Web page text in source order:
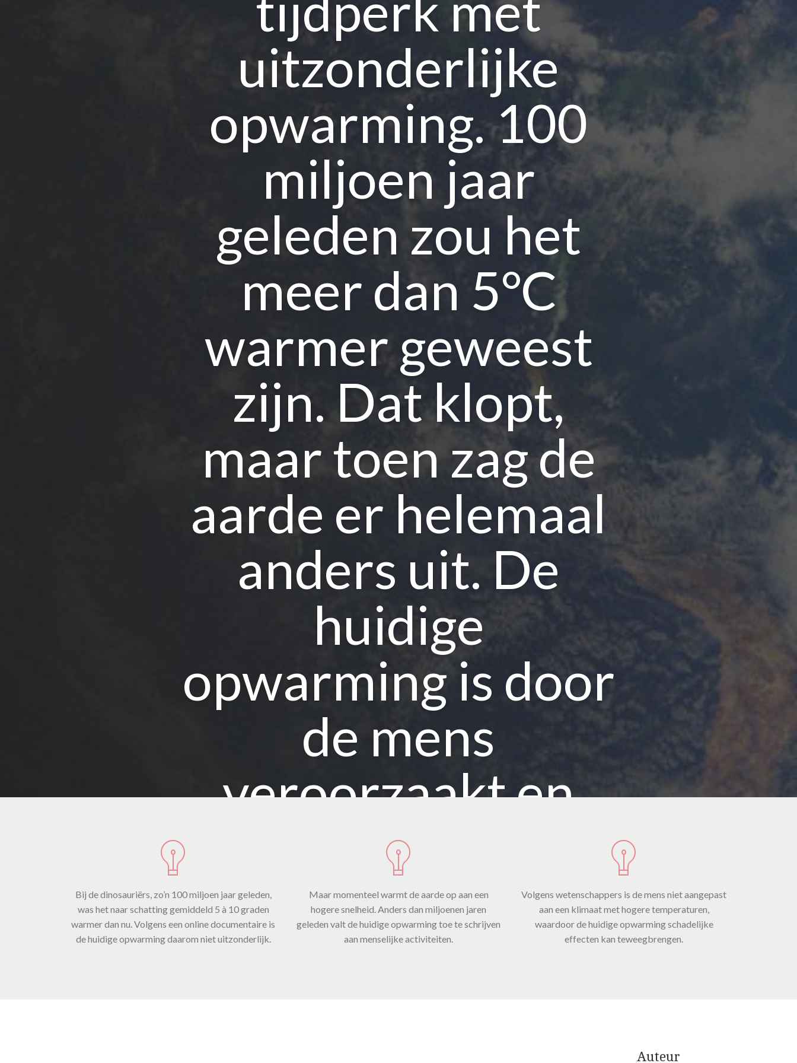
uitzonderlijke
opwarming. 100
miljoen jaar
geleden zou het
meer dan 5°C
warmer geweest
zijn. Dat klopt,
maar toen zag de
aarde er helemaal
anders uit. De
huidige
opwarming is door
de mens
veroorzaakt en
volstrekt zich aan
een hogere
snelheid dan in de
Bij de dinosauriërs, zo’n 100 miljoen jaar geleden,
was het naar schatting gemiddeld 5 à 10 graden
warmer dan nu. Volgens een online documentaire is
de huidige opwarming daarom niet uitzonderlijk.
Maar momenteel warmt de aarde op aan een
hogere snelheid. Anders dan miljoenen jaren
geleden valt de huidige opwarming toe te schrijven
aan menselijke activiteiten.
Volgens wetenschappers is de mens niet aangepast
aan een klimaat met hogere temperaturen,
waardoor de huidige opwarming schadelijke
effecten kan teweegbrengen.
Auteur